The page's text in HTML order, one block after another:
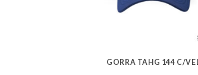
GORRA TAHG 144 C/